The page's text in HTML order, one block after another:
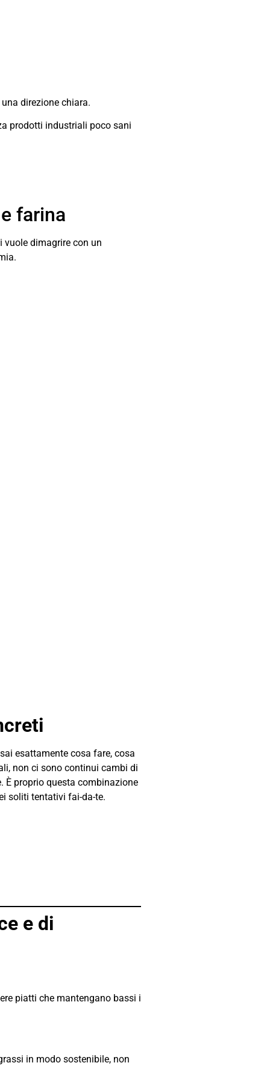
direzione chiara.
prodotti industriali poco sani
farina
vuole dimagrire con un
esattamente cosa fare, cosa
non ci sono continui cambi di
È proprio questa combinazione
soliti tentativi fai-da-te.
e di
piatti che mantengano bassi i
in modo sostenibile, non